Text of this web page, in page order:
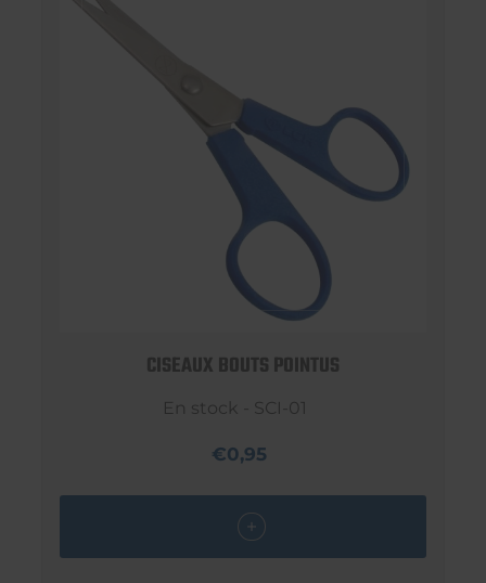
CISEAUX BOUTS POINTUS
En stock - SCI-01
€0,95